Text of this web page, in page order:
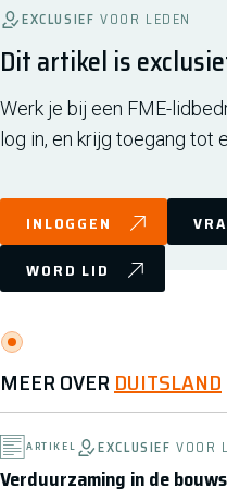
EXCLUSIEF VOOR LEDEN
Dit artikel is
Werk je bij een FME-
log in, en krijg toegang tot
INLOGGEN
WORD LID
MEER OVERDUITSLAND
ARTIKEL EXCLUSIEFVOOR
Verduurzaming in de